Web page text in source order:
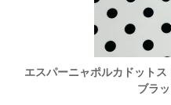
エスパーニャポルカドット
ブラ